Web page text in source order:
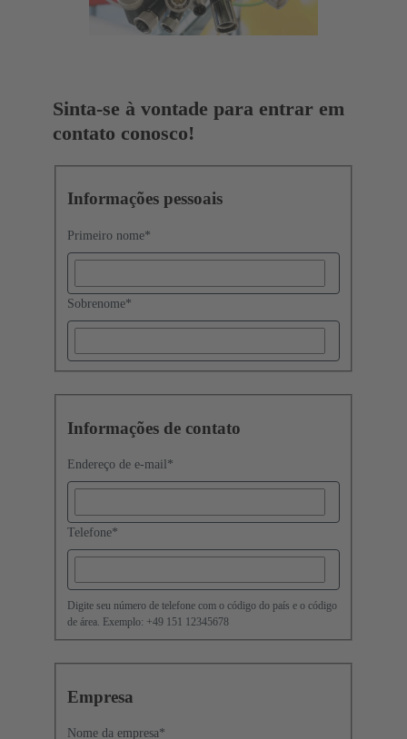
Sinta-se à vontade para entrar em
contato conosco!
Informações pessoais
Primeiro nome*
Sobrenome*
Informações de contato
Endereço de e-mail *
Telefone*
Digite seu número de telefone com o código do país e o código
de área. Exemplo: +49 151 12345678
Empresa
Nome da empresa*